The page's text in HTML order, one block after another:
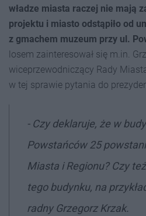
władze miasta raczej nie mają
projektu i miasto odstąpiło od
z gmachem muzeum przy ul.
losem zainteresował się m.in.
wiceprzewodniczący Rady
w tej sprawie pytania do
- Czy deklaruje, że w
Powstańców 25
Miasta i Regionu? Czy
tego budynku, na
radny Grzegorz Krzak.